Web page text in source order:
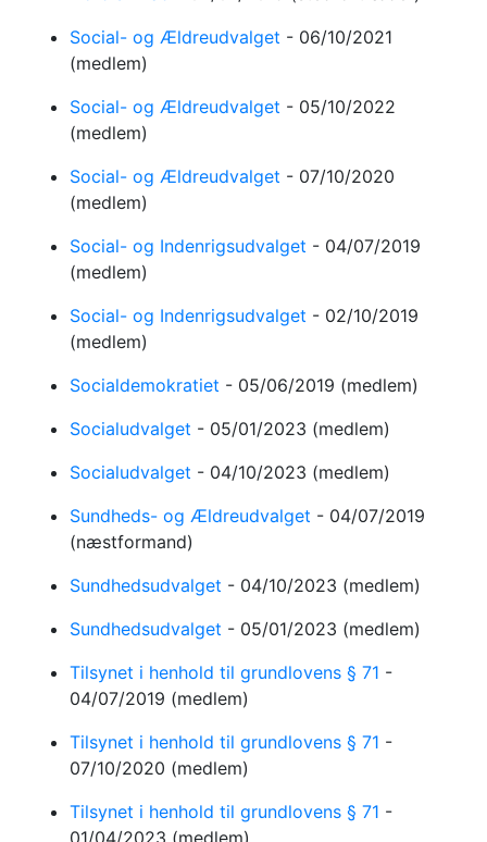
Social- og Ældreudvalget - 06/10/2021
(medlem)
Social- og Ældreudvalget - 05/10/2022
(medlem)
Social- og Ældreudvalget - 07/10/2020
(medlem)
Social- og Indenrigsudvalget - 04/07/2019
(medlem)
Social- og Indenrigsudvalget - 02/10/2019
(medlem)
Socialdemokratiet - 05/06/2019 (medlem)
Socialudvalget - 05/01/2023 (medlem)
Socialudvalget - 04/10/2023 (medlem)
Sundheds- og Ældreudvalget - 04/07/2019
(næstformand)
Sundhedsudvalget - 04/10/2023 (medlem)
Sundhedsudvalget - 05/01/2023 (medlem)
Tilsynet i henhold til grundlovens § 71 -
04/07/2019 (medlem)
Tilsynet i henhold til grundlovens § 71 -
07/10/2020 (medlem)
Tilsynet i henhold til grundlovens § 71 -
01/04/2023 (medlem)